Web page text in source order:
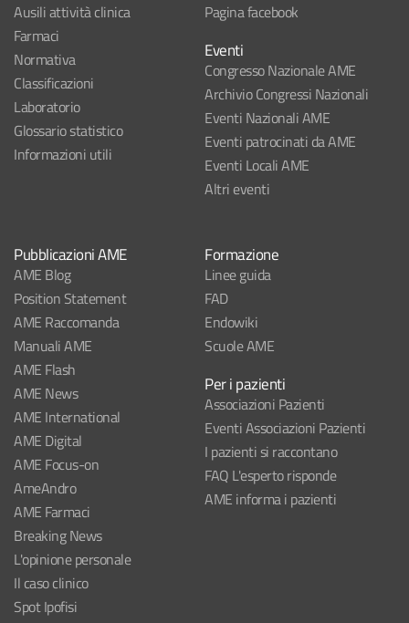
Ausili attività clinica
Farmaci
Normativa
Classificazioni
Laboratorio
Glossario statistico
Informazioni utili
Pagina facebook
Eventi
Congresso Nazionale AME
Archivio Congressi Nazionali
Eventi Nazionali AME
Eventi patrocinati da AME
Eventi Locali AME
Altri eventi
Pubblicazioni AME
AME Blog
Position Statement
AME Raccomanda
Manuali AME
AME Flash
AME News
AME International
AME Digital
AME Focus-on
AmeAndro
AME Farmaci
Breaking News
L'opinione personale
Il caso clinico
Spot Ipofisi
Formazione
Linee guida
FAD
Endowiki
Scuole AME
Per i pazienti
Associazioni Pazienti
Eventi Associazioni Pazienti
I pazienti si raccontano
FAQ L'esperto risponde
AME informa i pazienti